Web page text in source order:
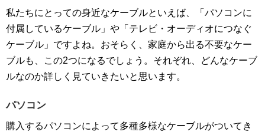
私たちにとっての身近なケーブルといえば、「パソコンに
付属しているケーブル」や「テレビ・オーディオにつなぐ
ケーブル」ですよね。おそらく、家庭から出る不要なケー
ブルも、この2つになるでしょう。それぞれ、どんなケーブ
ルなのか詳しく見ていきたいと思います。
パソコン
購入するパソコンによって多種多様なケーブルがついてき